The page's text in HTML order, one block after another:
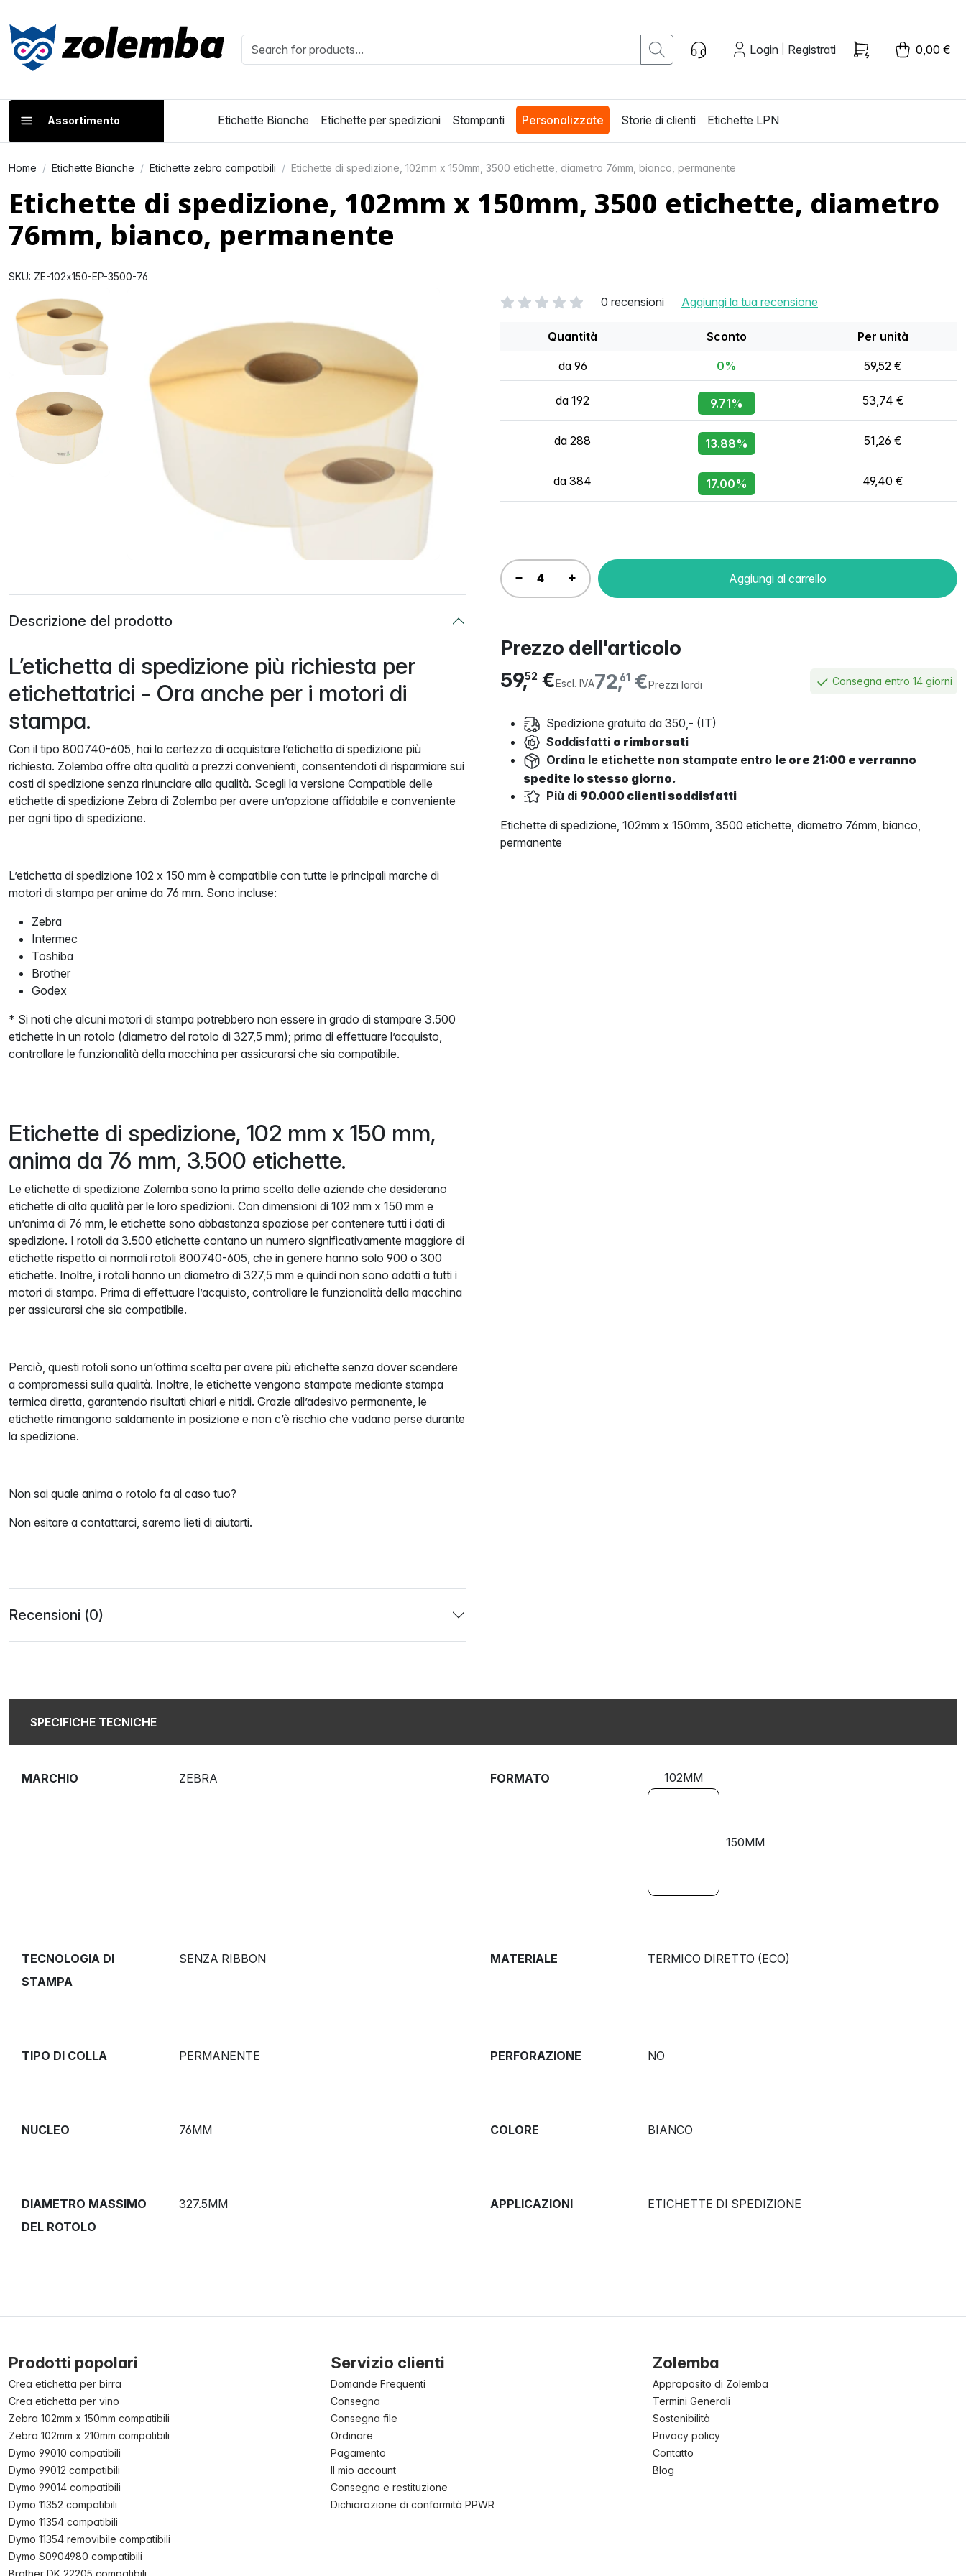
Login Registrati 0,00 €
Assortimento Etichette Bianche Etichette per spedizioni Stampanti Personalizzate Storie di clienti Etichette LPN
Home Etichette Bianche Etichette zebra compatibili Etichette di spedizione, 102mm x 150mm, 3500 etichette, diametro 76mm, bianco, permanente
Etichette di spedizione, 102mm x 150mm, 3500 etichette, diametro
76mm, bianco, permanente
SKU: ZE-102x150-EP-3500-76
0 recensioni Aggiungi la tua recensione
Quantità Sconto Per unità
da 96 0% 59,52 €
da 192 9.71% 53,74 €
da 288 13.88% 51,26 €
da 384 17.00% 49,40 €
Aggiungi al carrello
Prezzo dell'articolo
72,61 €Prezzi lordi
59,52 €Escl. IVA Consegna entro 14 giorni
Spedizione gratuita da 350,- (IT)
Soddisfatti o rimborsati
Ordina le etichette non stampate entro le ore 21:00 e verranno
spedite lo stesso giorno.
Più di 90.000 clienti soddisfatti
Etichette di spedizione, 102mm x 150mm, 3500 etichette, diametro 76mm, bianco,
permanente
Descrizione del prodotto
L’etichetta di spedizione più richiesta per
etichettatrici - Ora anche per i motori di
stampa.
Con il tipo 800740-605, hai la certezza di acquistare l’etichetta di spedizione più
richiesta. Zolemba offre alta qualità a prezzi convenienti, consentendoti di risparmiare sui
costi di spedizione senza rinunciare alla qualità. Scegli la versione Compatible delle
etichette di spedizione Zebra di Zolemba per avere un’opzione affidabile e conveniente
per ogni tipo di spedizione.
L’etichetta di spedizione 102 x 150 mm è compatibile con tutte le principali marche di
motori di stampa per anime da 76 mm. Sono incluse:
Zebra
Intermec
Toshiba
Brother
Godex
* Si noti che alcuni motori di stampa potrebbero non essere in grado di stampare 3.500
etichette in un rotolo (diametro del rotolo di 327,5 mm); prima di effettuare l’acquisto,
controllare le funzionalità della macchina per assicurarsi che sia compatibile.
Etichette di spedizione, 102 mm x 150 mm,
anima da 76 mm, 3.500 etichette.
Le etichette di spedizione Zolemba sono la prima scelta delle aziende che desiderano
etichette di alta qualità per le loro spedizioni. Con dimensioni di 102 mm x 150 mm e
un’anima di 76 mm, le etichette sono abbastanza spaziose per contenere tutti i dati di
spedizione. I rotoli da 3.500 etichette contano un numero significativamente maggiore di
etichette rispetto ai normali rotoli 800740-605, che in genere hanno solo 900 o 300
etichette. Inoltre, i rotoli hanno un diametro di 327,5 mm e quindi non sono adatti a tutti i
motori di stampa. Prima di effettuare l’acquisto, controllare le funzionalità della macchina
per assicurarsi che sia compatibile.
Perciò, questi rotoli sono un’ottima scelta per avere più etichette senza dover scendere
a compromessi sulla qualità. Inoltre, le etichette vengono stampate mediante stampa
termica diretta, garantendo risultati chiari e nitidi. Grazie all’adesivo permanente, le
etichette rimangono saldamente in posizione e non c’è rischio che vadano perse durante
la spedizione.
Non sai quale anima o rotolo fa al caso tuo?
Non esitare a contattarci, saremo lieti di aiutarti.
Recensioni (0)
SPECIFICHE TECNICHE
MARCHIO ZEBRA FORMATO 102MM
150MM
TECNOLOGIA DI
STAMPA
SENZA RIBBON MATERIALE TERMICO DIRETTO (ECO)
TIPO DI COLLA PERMANENTE PERFORAZIONE NO
NUCLEO 76MM COLORE BIANCO
DIAMETRO MASSIMO
DEL ROTOLO
327.5MM APPLICAZIONI ETICHETTE DI SPEDIZIONE
Prodotti popolari
Crea etichetta per birra
Crea etichetta per vino
Zebra 102mm x 150mm compatibili
Zebra 102mm x 210mm compatibili
Dymo 99010 compatibili
Dymo 99012 compatibili
Dymo 99014 compatibili
Dymo 11352 compatibili
Dymo 11354 compatibili
Dymo 11354 removibile compatibili
Dymo S0904980 compatibili
Brother DK 22205 compatibili
Servizio clienti
Domande Frequenti
Consegna
Consegna file
Ordinare
Pagamento
Il mio account
Consegna e restituzione
Dichiarazione di conformità PPWR
Zolemba
Approposito di Zolemba
Termini Generali
Sostenibilità
Privacy policy
Contatto
Blog